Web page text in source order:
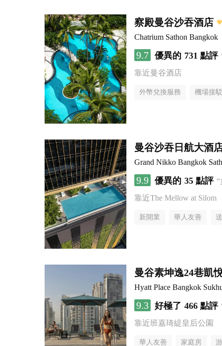
察殿曼谷沙吞酒店
Chatrium Sathon Bangkok
9.7 優異的 731 點評
靠近曼谷酒店
外幣兌換服務 機場接
曼谷沙吞日航大酒
Grand Nikko Bangkok
9.9 優異的 35 點評
靠近The Mellow at Silom
新開業 華人友善
曼谷素坤逸24巷凱
Hyatt Place Bangkok
9.3 好極了 466 點評
靠近班嘉琦緹皇后公園
華人友善 家庭房